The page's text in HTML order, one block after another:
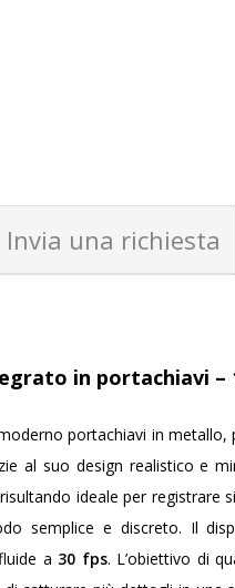
Invia una richiesta
in portachiavi –
portachiavi in
al suo design realistico e
ideale per registrare
semplice e discreto. Il
a 30 fps. L’obiettivo di